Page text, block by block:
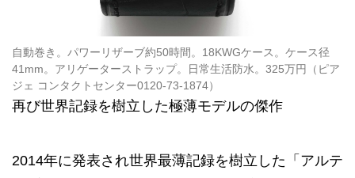
自動巻き。パワーリザーブ約50時間。18KWGケース。ケース径
41mm。アリゲーターストラップ。日常生活防水。325万円（ピア
ジェ コンタクトセンター0120-73-1874）
再び世界記録を樹立した極薄モデルの傑作
2014年に発表され世界最薄記録を樹立した「アルテ